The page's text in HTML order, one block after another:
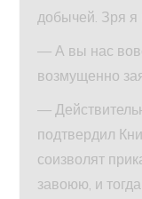
добычей. Зря я
— А вы нас
возмущенно
—
подтвердил
соизволят
завоюю, и